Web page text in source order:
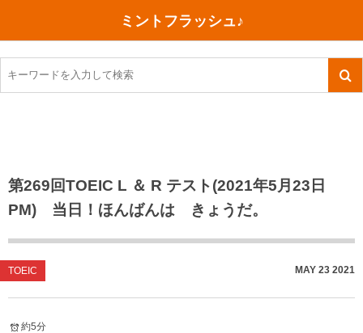
ミントフラッシュ♪
第269回TOEIC L ＆ R テスト(2021年5月23日
PM) 当日！ほんばんは きょうだ。
TOEIC MAY 23 2021
約5分
TOEIC感想・結果
TOEIC800点への道
TOEIC（作戦・ノウハウなど）
TOEIC700点への道
英単語
今日買った本
ご朱印帳めぐり
川越（埼玉県）
沖縄
神戸
行ってきたあれこれ
ファスティング
コスメ
ダイエット
健康あれこれ
美容あれこれ
食べ物
今日の一枚
月、星、宇宙